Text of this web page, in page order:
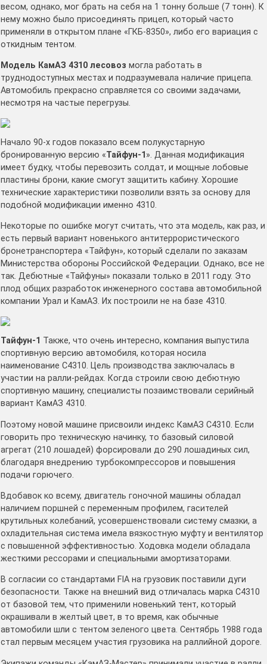
весом, однако, мог брать на себя на 1 тонну больше (7 тонн). К
нему можно было присоединять прицеп, который часто
применяли в открытом плане «ГКБ-8350», либо его вариация с
откидным тентом.
Модель КамАЗ 4310 лесовоз могла работать в
труднодоступных местах и подразумевала наличие прицепа.
Автомобиль прекрасно справляется со своими задачами,
несмотря на частые перегрузы.
Начало 90-х годов показало всем полукустарную
бронированную версию «Тайфун-1 ». Данная модификация
имеет будку, чтобы перевозить солдат, и мощные лобовые
пластины брони, какие смогут защитить кабину. Хорошие
технические характеристики позволили взять за основу для
подобной модификации именно 4310.
Некоторые по ошибке могут считать, что эта модель, как раз, и
есть первый вариант новенького антитеррористического
бронетранспортера «Тайфун», который сделали по заказам
Министерства обороны Российской Федерации. Однако, все не
так. Дебютные «Тайфуны» показали только в 2011 году. Это
плод общих разработок инженерного состава автомобильной
компании Урал и КамАЗ. Их построили не на базе 4310.
Тайфун-1 Также, что очень интересно, компания выпустила
спортивную версию автомобиля, которая носила
наименование С4310. Цель производства заключалась в
участии на ралли-рейдах. Когда строили свою дебютную
спортивную машину, специалисты позаимствовали серийный
вариант КамАЗ 4310.
Поэтому новой машине присвоили индекс КамАЗ С4310. Если
говорить про техническую начинку, то базовый силовой
агрегат (210 лошадей) форсировали до 290 лошадиных сил,
благодаря внедрению турбокомпрессоров и повышения
подачи горючего.
Вдобавок ко всему, двигатель гоночной машины обладал
наличием поршней с переменным профилем, гасителей
крутильных колебаний, усовершенствовали систему смазки, а
охладительная система имела вязкостную муфту и вентилятор
с повышенной эффективностью. Ходовка модели обладала
жесткими рессорами и специальными амортизаторами.
В согласии со стандартами FIA на грузовик поставили дуги
безопасности. Также на внешний вид отличалась марка С4310
от базовой тем, что применили новенький тент, который
окрашивали в желтый цвет, в то время, как обычные
автомобили шли с тентом зеленого цвета. Сентябрь 1988 года
стал первым месяцем участия грузовика на раллийной дороге.